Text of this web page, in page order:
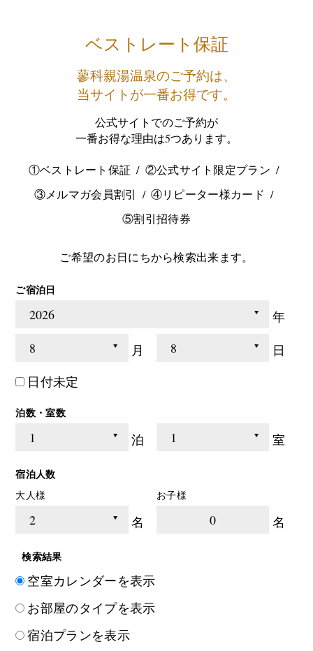
ベストレート保証
蓼科親湯温泉のご予約は、
当サイトが一番お得です。
公式サイトでのご予約が
一番お得な理由は5つあります。
①ベストレート保証
②公式サイト限定プラン
③メルマガ会員割引
④リピーター様カード
⑤割引招待券
ご希望のお日にちから検索出来ます。
ご宿泊日
年
月
日
日付未定
泊数・室数
泊 室
宿泊人数
大人様
名
お子様
0 名
検索結果
空室カレンダーを表示
お部屋のタイプを表示
宿泊プランを表示